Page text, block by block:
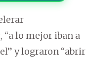
lo mejor iban a
y lograron “abrir